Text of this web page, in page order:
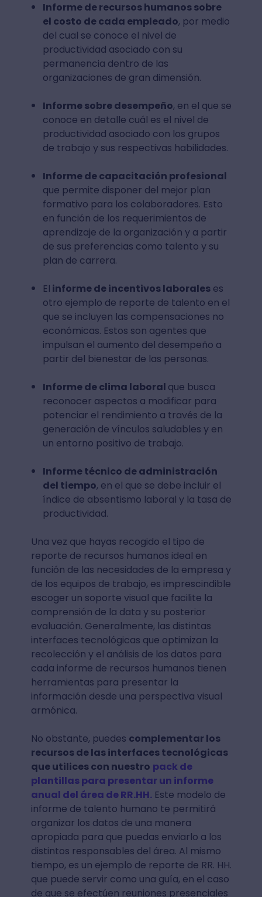
Informe de recursos humanos sobre
el costo de cada empleado, por medio
del cual se conoce el nivel de
productividad asociado con su
permanencia dentro de las
organizaciones de gran dimensión.
Informe sobre desempeño, en el que se
conoce en detalle cuál es el nivel de
productividad asociado con los grupos
de trabajo y sus respectivas habilidades.
Informe de capacitación profesional
que permite disponer del mejor plan
formativo para los colaboradores. Esto
en función de los requerimientos de
aprendizaje de la organización y a partir
de sus preferencias como talento y su
plan de carrera.
El informe de incentivos laboraleses
otro ejemplo de reporte de talento en el
que se incluyen las compensaciones no
económicas. Estos son agentes que
impulsan el aumento del desempeño a
partir del bienestar de las personas.
Informe de clima laboral que busca
reconocer aspectos a modificar para
potenciar el rendimiento a través de la
generación de vínculos saludables y en
un entorno positivo de trabajo.
Informe técnico de administración
del tiempo, en el que se debe incluir el
índice de absentismo laboral y la tasa de
productividad.
Una vez que hayas recogido el tipo de
reporte de recursos humanos ideal en
función de las necesidades de la empresa y
de los equipos de trabajo, es imprescindible
escoger un soporte visual que facilite la
comprensión de la data y su posterior
evaluación. Generalmente, las distintas
interfaces tecnológicas que optimizan la
recolección y el análisis de los datos para
cada informe de recursos humanos tienen
herramientas para presentar la
información desde una perspectiva visual
armónica.
No obstante, puedes complementar los
recursos de las interfaces tecnológicas
que utilices con nuestro pack de
plantillas para presentar un informe
anual del área de RR.HH.Este modelo de
informe de talento humano te permitirá
organizar los datos de una manera
apropiada para que puedas enviarlo a los
distintos responsables del área. Al mismo
tiempo, es un ejemplo de reporte de RR. HH.
que puede servir como una guía, en el caso
de que se efectúen reuniones presenciales